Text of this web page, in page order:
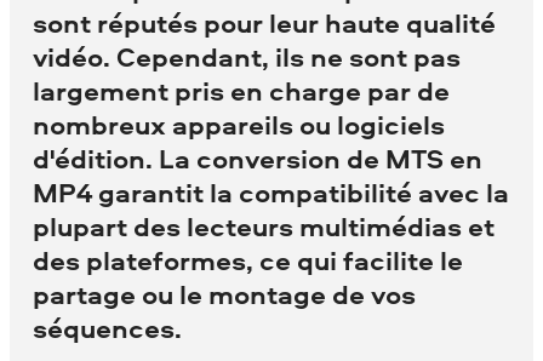
sont réputés pour leur haute qualité
vidéo. Cependant, ils ne sont pas
largement pris en charge par de
nombreux appareils ou logiciels
d'édition. La conversion de MTS en
MP4 garantit la compatibilité avec la
plupart des lecteurs multimédias et
des plateformes, ce qui facilite le
partage ou le montage de vos
séquences.